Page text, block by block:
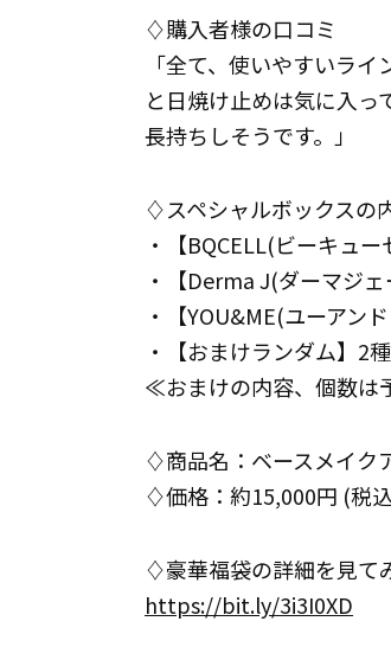
♢購入者様の口コミ
「全て、使いやすいラ
と日焼け止めは気に入っ
長持ちしそうです。」
♢スペシャルボックスの
・【BQCELL(ビーキュ
・【Derma J(ダーマジ
・【YOU&ME(ユーアン
・【おまけランダム】2
≪おまけの内容、個数は
♢商品名：ベースメイク
♢価格：約15,000円 (税
♢豪華福袋の詳細を見て
https://bit.ly/3i3I0XD